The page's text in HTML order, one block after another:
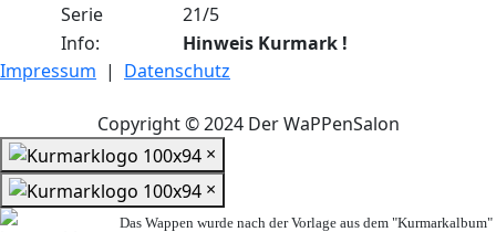
Serie
21/5
Info:
Hinweis Kurmark !
Impressum | Datenschutz
Copyright © 2024 Der WaPPenSalon
×
×
Das Wappen wurde nach der Vorlage aus dem "Kurmarkalbum"